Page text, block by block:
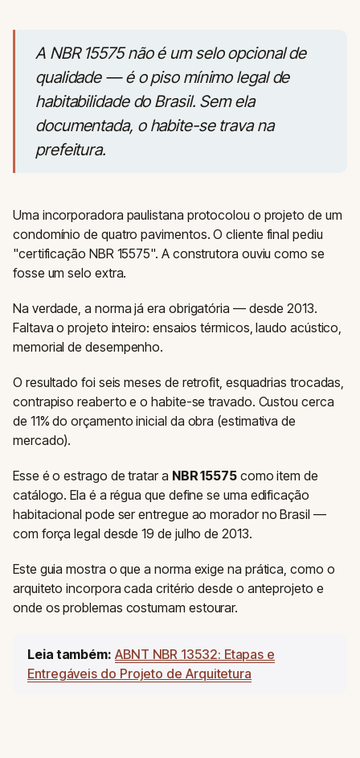
A NBR 15575 não é um selo opcional de
qualidade — é o piso mínimo legal de
habitabilidade do Brasil. Sem ela
documentada, o habite-se trava na
prefeitura.
Uma incorporadora paulistana protocolou o projeto de um
condomínio de quatro pavimentos. O cliente final pediu
"certificação NBR 15575". A construtora ouviu como se
fosse um selo extra.
Na verdade, a norma já era obrigatória — desde 2013.
Faltava o projeto inteiro: ensaios térmicos, laudo acústico,
memorial de desempenho.
O resultado foi seis meses de retrofit, esquadrias trocadas,
contrapiso reaberto e o habite-se travado. Custou cerca
de 11% do orçamento inicial da obra (estimativa de
mercado).
Esse é o estrago de tratar a NBR 15575como item de
catálogo. Ela é a régua que define se uma edificação
habitacional pode ser entregue ao morador no Brasil —
com força legal desde 19 de julho de 2013.
Este guia mostra o que a norma exige na prática, como o
arquiteto incorpora cada critério desde o anteprojeto e
onde os problemas costumam estourar.
Leia também: ABNT NBR 13532: Etapas e
Entregáveis do Projeto de Arquitetura